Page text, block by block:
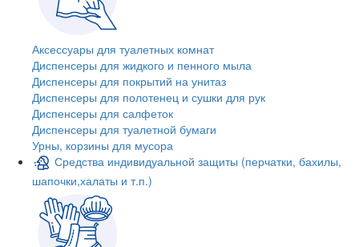
Аксессуары для туалетных комнат
Диспенсеры для жидкого и пенного мыла
Диспенсеры для покрытий на унитаз
Диспенсеры для полотенец и сушки для рук
Диспенсеры для салфеток
Диспенсеры для туалетной бумаги
Урны, корзины для мусора
Средства индивидуальной защиты (перчатки, бахилы,
шапочки,халаты и т.п.)